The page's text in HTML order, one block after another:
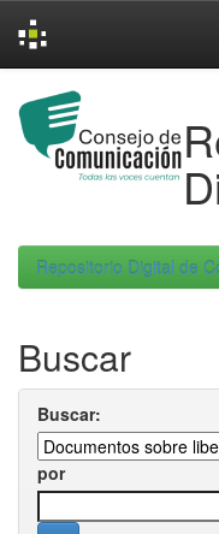
navigation
Repositorio Digital de
Buscar
Buscar:
por